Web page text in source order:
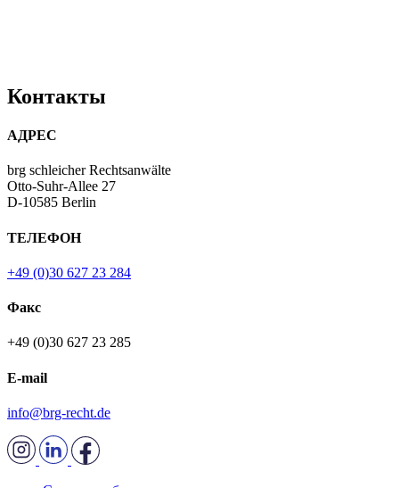
Контакты
АДРЕС
brg schleicher Rechtsanwälte
Otto-Suhr-Allee 27
D-10585 Berlin
ТЕЛЕФОН
+49 (0)30 627 23 284
Факс
+49 (0)30 627 23 285
E-mail
info@brg-recht.de